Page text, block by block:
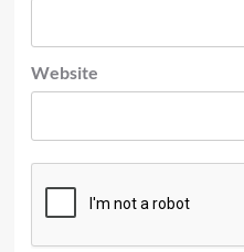
Website